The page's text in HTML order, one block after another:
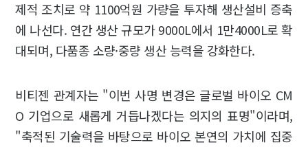
제적 조치로 약 1100억원 가량을 투자해 생산설비 증축
에 나선다. 연간 생산 규모가 9000L에서 1만4000L로 확
대되며, 다품종 소량·중량 생산 능력을 강화한다.
비티젠 관계자는 "이번 사명 변경은 글로벌 바이오 CM
O 기업으로 새롭게 거듭나겠다는 의지의 표명"이라며,
"축적된 기술력을 바탕으로 바이오 본연의 가치에 집중